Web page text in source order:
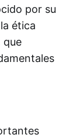
por su
ética
que